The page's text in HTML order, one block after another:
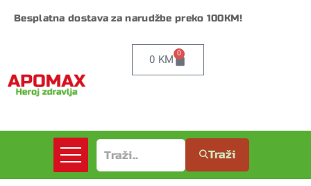
Besplatna dostava za narudžbe preko 100KM!
0 KM 0
Traži